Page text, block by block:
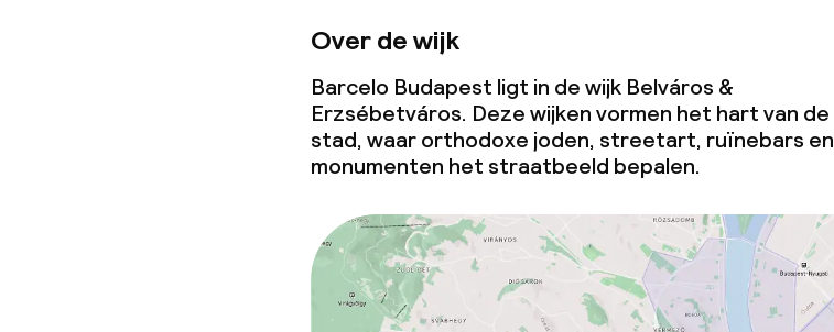
Over de wijk
Barcelo Budapest ligt in de wijk Belváros &
Erzsébetváros. Deze wijken vormen het hart van de
stad, waar orthodoxe joden, streetart, ruïnebars en
monumenten het straatbeeld bepalen.